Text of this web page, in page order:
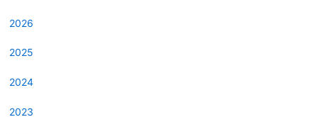
2026
2025
2024
2023